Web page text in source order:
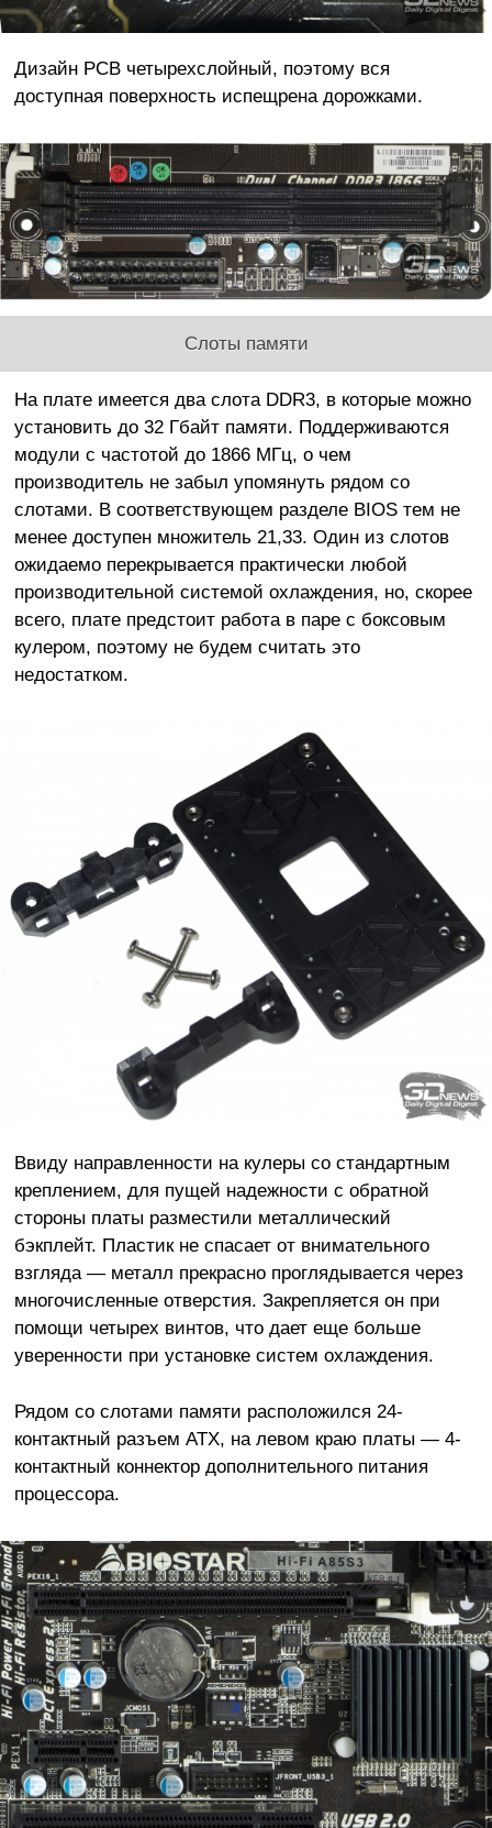
Дизайн PCB четырехслойный, поэтому вся
доступная поверхность испещрена дорожками.
Слоты памяти
На плате имеется два слота DDR3, в которые можно
установить до 32 Гбайт памяти. Поддерживаются
модули с частотой до 1866 МГц, о чем
производитель не забыл упомянуть рядом со
слотами. В соответствующем разделе BIOS тем не
менее доступен множитель 21,33. Один из слотов
ожидаемо перекрывается практически любой
производительной системой охлаждения, но, скорее
всего, плате предстоит работа в паре с боксовым
кулером, поэтому не будем считать это
недостатком.
Ввиду направленности на кулеры со стандартным
креплением, для пущей надежности с обратной
стороны платы разместили металлический
бэкплейт. Пластик не спасает от внимательного
взгляда — металл прекрасно проглядывается через
многочисленные отверстия. Закрепляется он при
помощи четырех винтов, что дает еще больше
уверенности при установке систем охлаждения.
Рядом со слотами памяти расположился 24-
контактный разъем ATX, на левом краю платы — 4-
контактный коннектор дополнительного питания
процессора.